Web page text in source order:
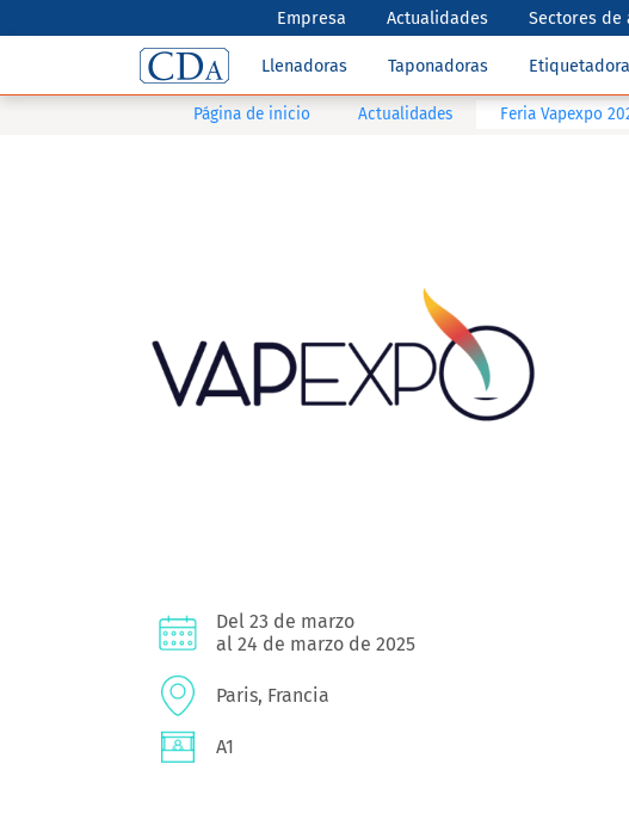
Empresa Actualidades Sectores de
Llenadoras Taponadoras
Página de inicio Actualidades Feria Vapexpo
Del 23 de marzo
al 24 de marzo de 2025
Paris, Francia
A1